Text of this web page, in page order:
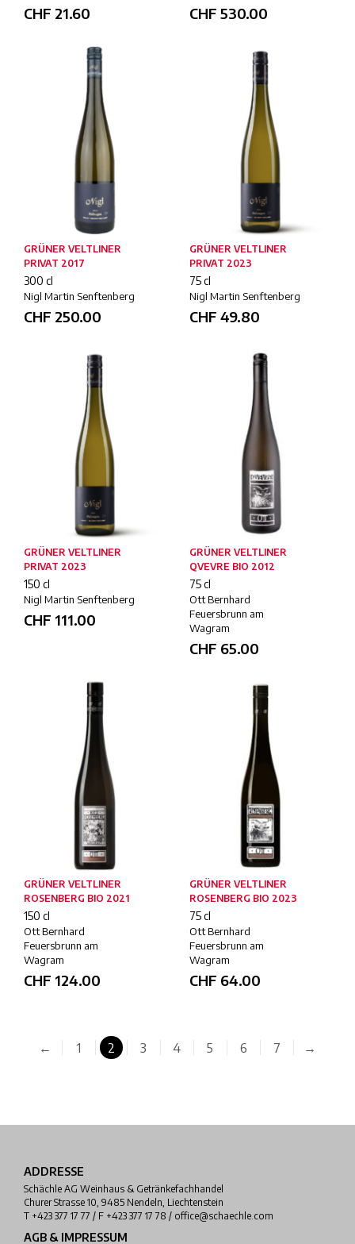
CHF 21.60 CHF 530.00
GRÜNER VELTLINER
PRIVAT 2017
300 cl
Nigl Martin Senftenberg
CHF 250.00
GRÜNER VELTLINER
PRIVAT 2023
75 cl
Nigl Martin Senftenberg
CHF 49.80
GRÜNER VELTLINER
PRIVAT 2023
150 cl
Nigl Martin Senftenberg
CHF 111.00
GRÜNER VELTLINER
QVEVRE BIO 2012
75 cl
Ott Bernhard
Feuersbrunn am
Wagram
CHF 65.00
GRÜNER VELTLINER
ROSENBERG BIO 2021
150 cl
Ott Bernhard
Feuersbrunn am
Wagram
CHF 124.00
GRÜNER VELTLINER
ROSENBERG BIO 2023
75 cl
Ott Bernhard
Feuersbrunn am
Wagram
CHF 64.00
← 1 2 3 4 5 6 7 →
ADDRESSE
Schächle AG Weinhaus & Getränkefachhandel
Churer Strasse 10, 9485 Nendeln, Liechtenstein
T +423 377 17 77 / F +423 377 17 78 / office@schaechle.com
AGB & IMPRESSUM